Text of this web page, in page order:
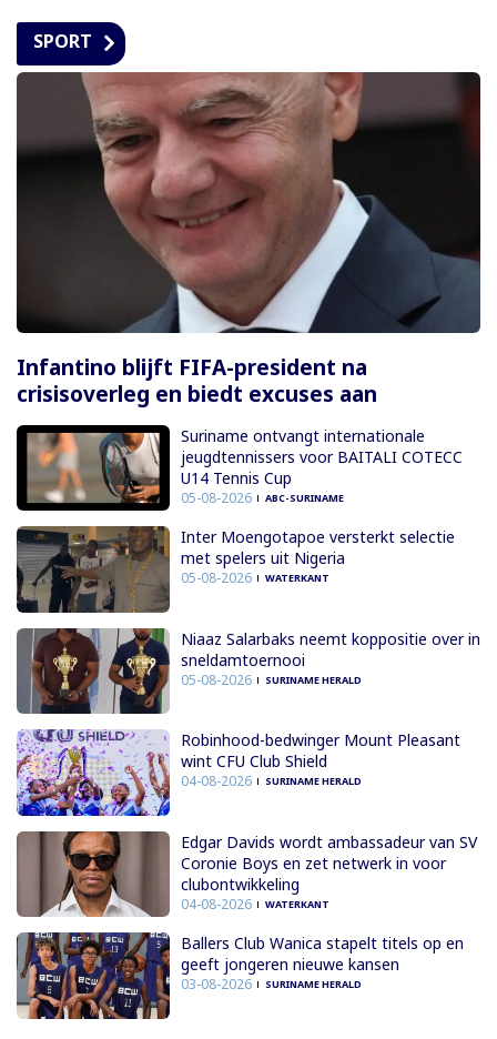
SPORT
Infantino blijft FIFA-president na
crisisoverleg en biedt excuses aan
Suriname ontvangt internationale
jeugdtennissers voor BAITALI COTECC
U14 Tennis Cup
05-08-2026 ABC-SURINAME
Inter Moengotapoe versterkt selectie
met spelers uit Nigeria
05-08-2026 WATERKANT
Niaaz Salarbaks neemt koppositie over in
sneldamtoernooi
05-08-2026 SURINAME HERALD
Robinhood-bedwinger Mount Pleasant
wint CFU Club Shield
04-08-2026 SURINAME HERALD
Edgar Davids wordt ambassadeur van SV
Coronie Boys en zet netwerk in voor
clubontwikkeling
04-08-2026 WATERKANT
Ballers Club Wanica stapelt titels op en
geeft jongeren nieuwe kansen
03-08-2026 SURINAME HERALD